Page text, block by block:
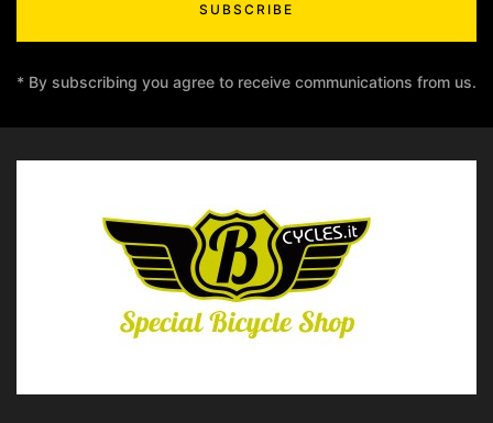
SUBSCRIBE
* By subscribing you agree to receive communications from us.